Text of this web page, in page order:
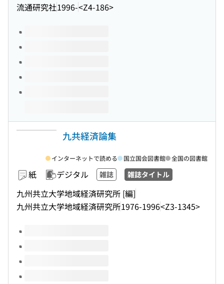
流通研究社1996-<Z4-186>
このタイトルの巻号
九共経済論集
紙 デジタル 雑誌 雑誌タイトル
九州共立大学地域経済研究所 [編]
九州共立大学地域経済研究所1976-1996<Z3-1345>
インターネットで読める 国立国会図書館 全国の図書館
このタイトルの巻号